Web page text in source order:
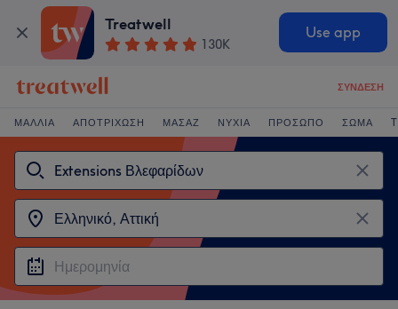
Treatwell
130K
Use app
ΣΎΝΔΕΣΗ
ΜΑΛΛΙΆ ΑΠΟΤΡΊΧΩΣΗ ΜΑΣΆΖ ΝΎΧΙΑ ΠΡΌΣΩΠΟ ΣΏΜΑ